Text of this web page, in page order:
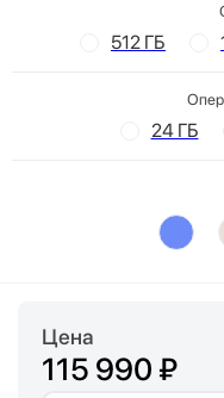
512 ГБ
24 ГБ
Цена
115 990 ₽